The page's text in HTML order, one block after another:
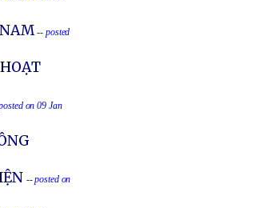
NAM-- posted
on 09 Jan
-- posted on